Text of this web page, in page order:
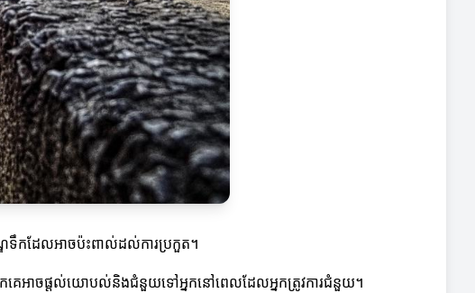
ណ្ឌទឹកដែលអាចប៉ះពាល់ដល់ការប្រកួត។
កគេអាចផ្តល់យោបល់និងជំនួយទៅអ្នកនៅពេលដែលអ្នកត្រូវការជំនួយ។